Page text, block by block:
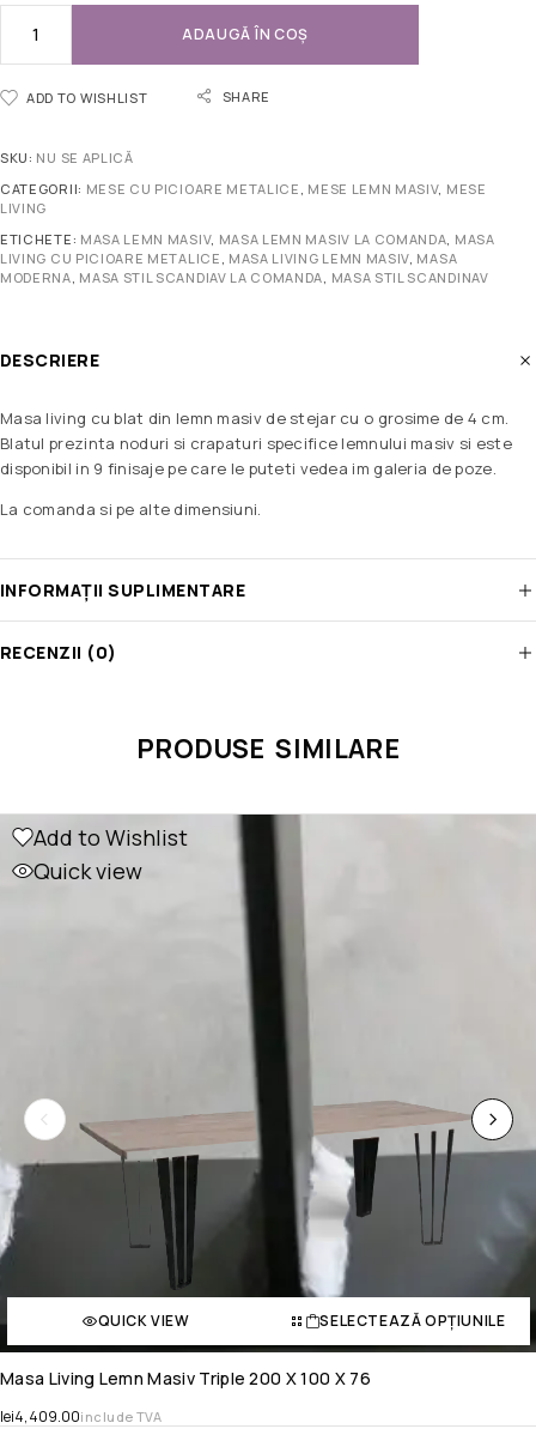
ADAUGĂ ÎN COȘ
ADD TO WISHLIST SHARE
SKU: NU SE APLICĂ
CATEGORII: MESE CU PICIOARE METALICE MESE LEMN MASIV, MESE
LIVING
ETICHETE: MASA LEMN MASIV, MASA LEMN MASIV LA COMANDA MASA
LIVING CU PICIOARE METALICE MASA LIVING LEMN MASIV MASA
MODERNA MASA STIL SCANDIAV LA COMANDA MASA STIL SCANDINAV
DESCRIERE
Masa living cu blat din lemn masiv de stejar cu o grosime de 4 cm.
Blatul prezinta noduri si crapaturi specifice lemnului masiv si este
disponibil in 9 finisaje pe care le puteti vedea im galeria de poze.
La comanda si pe alte dimensiuni.
INFORMAȚII SUPLIMENTARE
RECENZII (0)
PRODUSE SIMILARE
Add to Wishlist
Quick view
QUICK VIEW SELECTEAZĂ OPȚIUNILE
Masa Living Lemn Masiv Triple 200 X 100 X 76
lei4,409.00include TVA